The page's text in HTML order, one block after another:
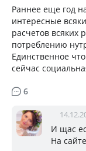
Раннее еще год
интересные
расчетов всяких
потреблению
Единственное
сейчас
6
И щас
На